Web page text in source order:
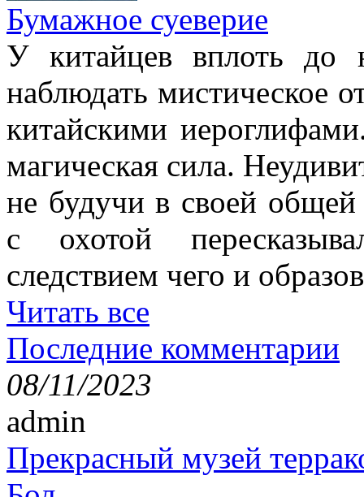
Бумажное суеверие
У китайцев вплоть до
наблюдать мистическое
китайскими
магическая сила.
не будучи в своей
с охотой
следствием чего и
Читать все
Последние комментарии
08/11/2023
admin
Прекрасный музей